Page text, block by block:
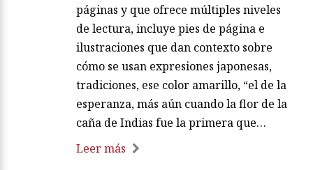
páginas y que ofrece múltiples niveles
de lectura, incluye pies de página e
ilustraciones que dan contexto sobre
cómo se usan expresiones japonesas,
tradiciones, ese color amarillo, “el de la
esperanza, más aún cuando la flor de la
caña de Indias fue la primera que…
Leer más